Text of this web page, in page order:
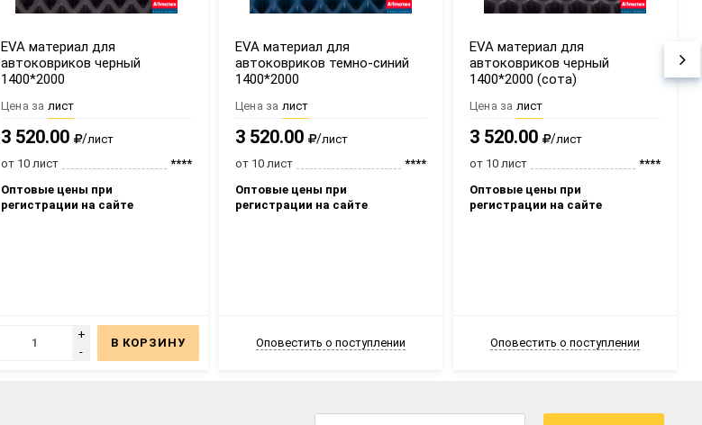
EVA материал для
автоковриков черный
1400*2000
Цена за лист
3 520.00 /лист
от 10 лист
****
Оптовые цены при
регистрации на сайте
+
-
В КОРЗИНУ
EVA материал для
автоковриков темно-синий
1400*2000
Цена за лист
3 520.00 /лист
от 10 лист
****
Оптовые цены при
регистрации на сайте
Оповестить о поступлении
EVA материал для
автоковриков черный
1400*2000 (сота)
Цена за лист
3 520.00 /лист
от 10 лист
****
Оптовые цены при
регистрации на сайте
Оповестить о поступлении